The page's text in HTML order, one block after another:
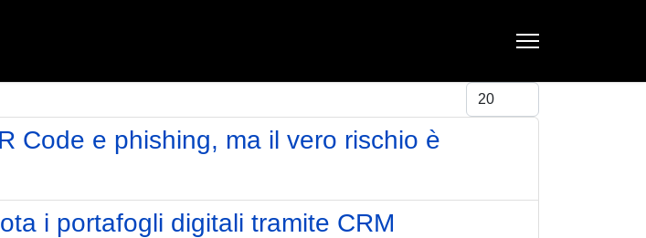
Visualizza #
Code e phishing, ma il vero rischio è
i portafogli digitali tramite CRM